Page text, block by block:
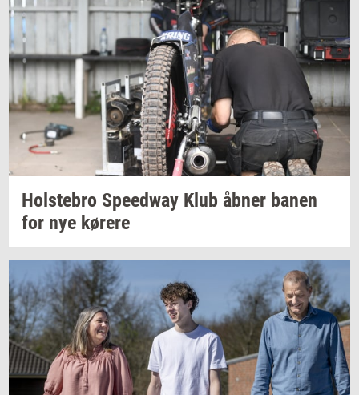
Holste­bro Spe­edway Klub åbner banen
for nye kø­re­re